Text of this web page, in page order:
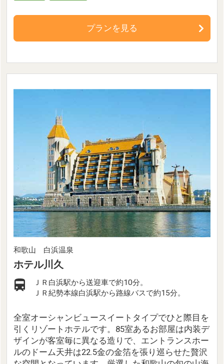
プランを見る
和歌山 白浜温泉
ホテル川久
ＪＲ白浜駅から送迎車で約10分。
ＪＲ紀勢本線白浜駅から路線バスで約15分。
全室オーシャンビュースイートタイプでひと際目を
引くリゾートホテルです。85室あるお部屋は内装デ
ザインが客室毎に異なる造りで、エントランスホー
ルのドーム天井は22.5金の金箔を張り巡らせた贅沢